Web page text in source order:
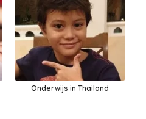
Onderwijs in Thailand